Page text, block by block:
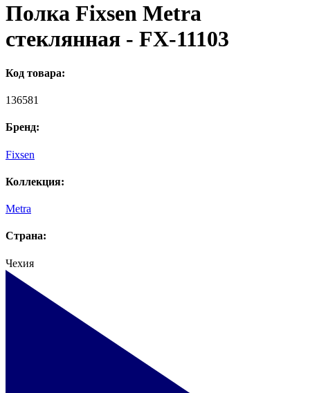
Полка Fixsen Metra
стеклянная - FX-11103
Код товара:
136581
Бренд:
Fixsen
Коллекция:
Metra
Страна:
Чехия